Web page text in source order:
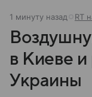
1 минуту назад RT
в Киеве
Украины